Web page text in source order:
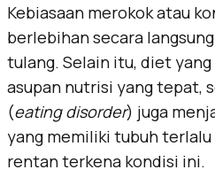
Kebiasaan merokok atau
berlebihan secara
tulang. Selain itu, diet
asupan nutrisi yang tepat,
(eating disorder) juga
yang memiliki tubuh
rentan terkena kondisi ini.